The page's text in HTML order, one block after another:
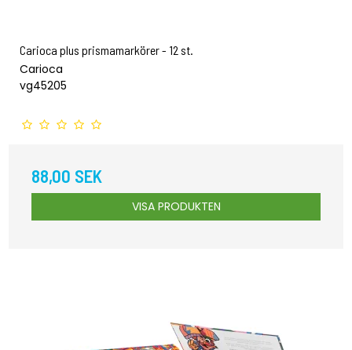
Carioca plus prismamarkörer - 12 st.
Carioca
vg45205
88,00 SEK
VISA PRODUKTEN